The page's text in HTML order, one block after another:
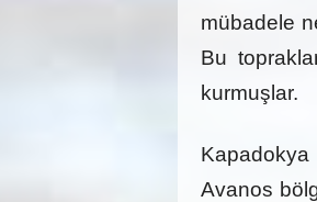
mübadele
Bu
kurmuşlar.
Avanos